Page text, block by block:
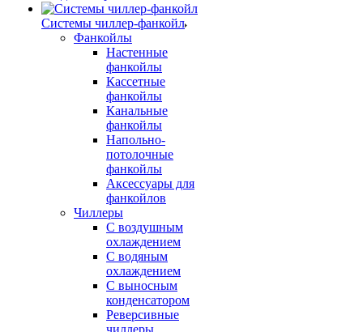
Системы чиллер-фанкойл
Фанкойлы
Настенные
фанкойлы
Кассетные
фанкойлы
Канальные
фанкойлы
Напольно-
потолочные
фанкойлы
Аксессуары для
фанкойлов
Чиллеры
С воздушным
охлаждением
С водяным
охлаждением
С выносным
конденсатором
Реверсивные
чиллеры